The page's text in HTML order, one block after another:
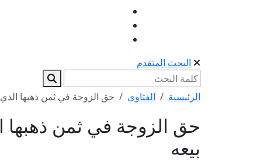
البحث المتقدم
الرئيسية الفتاوى حق الزوجة في ثمن ذهبها
حق الزوجة في ثمن ذهبها
بيعه